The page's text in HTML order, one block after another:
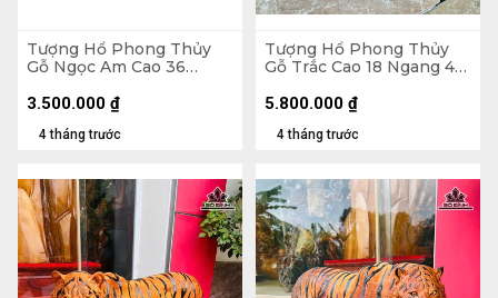
Tượng Hổ Phong Thủy
Gỗ Ngọc Am Cao 36
9kg
4 tháng trước
3.500.000 ₫
Tượng Hổ Phong Thủy
Gỗ Trắc Cao 18 Ngang 48
4 tháng trước
5.800.000 ₫